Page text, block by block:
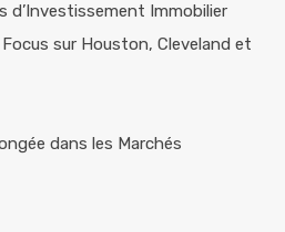
d’Investissement Immobilier
sur Houston, Cleveland et
dans les Marchés